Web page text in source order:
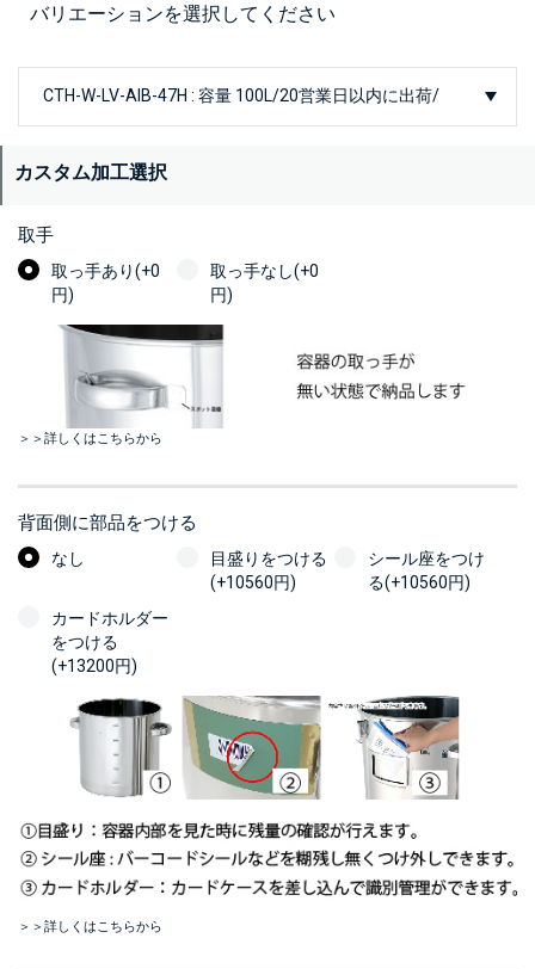
バリエーションを選択してください
カスタム加工選択
取手
取っ手あり(+0
円)
取っ手なし(+0
円)
＞＞詳しくはこちらから
背面側に部品をつける
なし
目盛りをつける
(+10560円)
シール座をつけ
る(+10560円)
カードホルダー
をつける
(+13200円)
＞＞詳しくはこちらから